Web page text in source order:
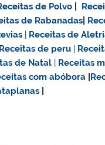
de Polvo
de Rabanadas
| Receitas de
Receitas de peru |
de Natal | Receitas
com abóbora